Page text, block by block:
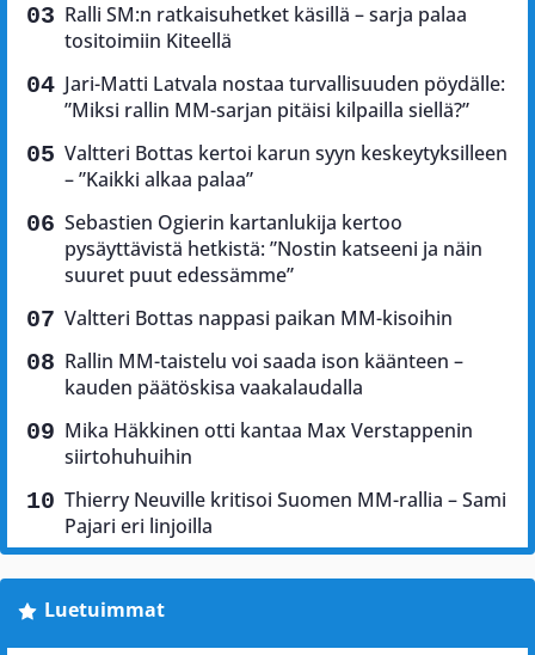
Ralli SM:n ratkaisuhetket käsillä – sarja palaa
tositoimiin Kiteellä
Jari-Matti Latvala nostaa turvallisuuden pöydälle:
”Miksi rallin MM-sarjan pitäisi kilpailla siellä?”
Valtteri Bottas kertoi karun syyn keskeytyksilleen
– ”Kaikki alkaa palaa”
Sebastien Ogierin kartanlukija kertoo
pysäyttävistä hetkistä: ”Nostin katseeni ja näin
suuret puut edessämme”
Valtteri Bottas nappasi paikan MM-kisoihin
Rallin MM-taistelu voi saada ison käänteen –
kauden päätöskisa vaakalaudalla
Mika Häkkinen otti kantaa Max Verstappenin
siirtohuhuihin
Thierry Neuville kritisoi Suomen MM-rallia – Sami
Pajari eri linjoilla
Luetuimmat